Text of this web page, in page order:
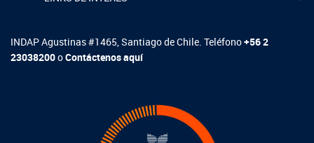
INDAP Agustinas #1465, Santiago de Chile. Teléfono+56 2
23038200oContáctenos aquí